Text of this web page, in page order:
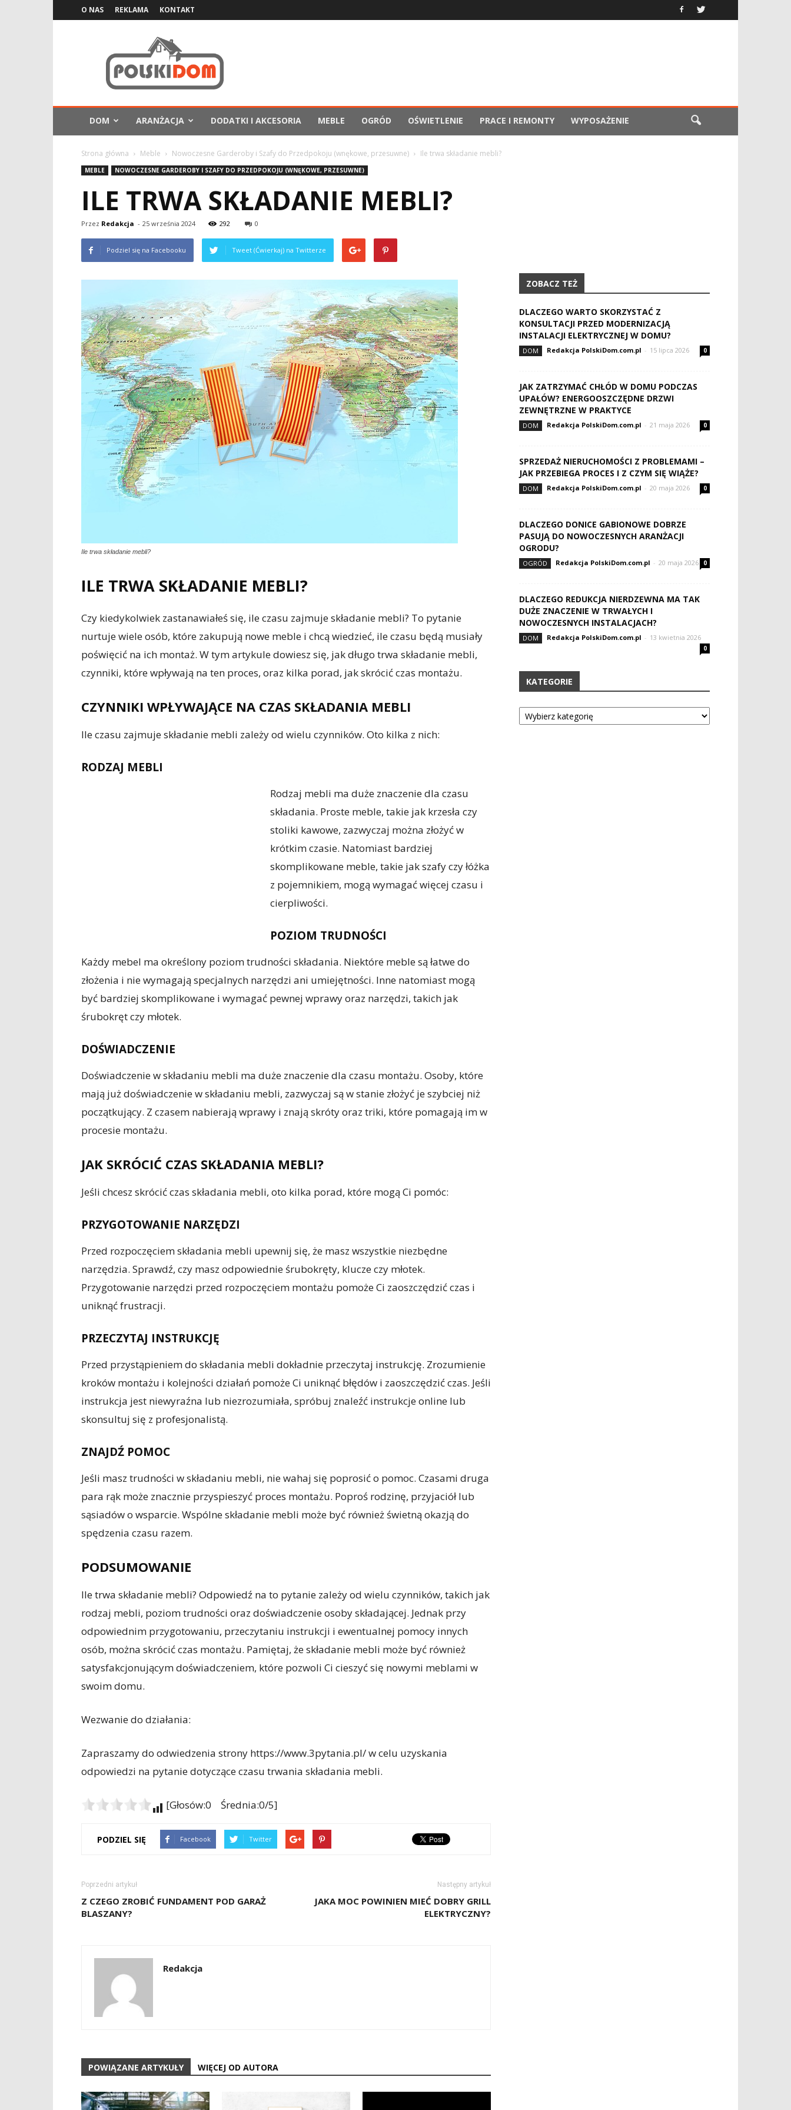
O NAS REKLAMA KONTAKT
DOM ARANŻACJA DODATKI I AKCESORIA MEBLE OGRÓD OŚWIETLENIE PRACE I REMONTY WYPOSAŻENIE
Strona główna Meble Nowoczesne Garderoby i Szafy do Przedpokoju (wnękowe, przesuwne) Ile trwa składanie mebli?
MEBLE NOWOCZESNE GARDEROBY I SZAFY DO PRZEDPOKOJU (WNĘKOWE, PRZESUWNE)
ILE TRWA SKŁADANIE MEBLI?
Przez Redakcja - 25 września 2024 292 0
Podziel się na Facebooku Tweet (Ćwierkaj) na Twitterze
Ile trwa składanie mebli?
ILE TRWA SKŁADANIE MEBLI?
Czy kiedykolwiek zastanawiałeś się, ile czasu zajmuje składanie mebli? To pytanie
nurtuje wiele osób, które zakupują nowe meble i chcą wiedzieć, ile czasu będą musiały
poświęcić na ich montaż. W tym artykule dowiesz się, jak długo trwa składanie mebli,
czynniki, które wpływają na ten proces, oraz kilka porad, jak skrócić czas montażu.
CZYNNIKI WPŁYWAJĄCE NA CZAS SKŁADANIA MEBLI
Ile czasu zajmuje składanie mebli zależy od wielu czynników. Oto kilka z nich:
RODZAJ MEBLI
Rodzaj mebli ma duże znaczenie dla czasu
składania. Proste meble, takie jak krzesła czy
stoliki kawowe, zazwyczaj można złożyć w
krótkim czasie. Natomiast bardziej
skomplikowane meble, takie jak szafy czy łóżka
z pojemnikiem, mogą wymagać więcej czasu i
cierpliwości.
POZIOM TRUDNOŚCI
Każdy mebel ma określony poziom trudności składania. Niektóre meble są łatwe do
złożenia i nie wymagają specjalnych narzędzi ani umiejętności. Inne natomiast mogą
być bardziej skomplikowane i wymagać pewnej wprawy oraz narzędzi, takich jak
śrubokręt czy młotek.
DOŚWIADCZENIE
Doświadczenie w składaniu mebli ma duże znaczenie dla czasu montażu. Osoby, które
mają już doświadczenie w składaniu mebli, zazwyczaj są w stanie złożyć je szybciej niż
początkujący. Z czasem nabierają wprawy i znają skróty oraz triki, które pomagają im w
procesie montażu.
JAK SKRÓCIĆ CZAS SKŁADANIA MEBLI?
Jeśli chcesz skrócić czas składania mebli, oto kilka porad, które mogą Ci pomóc:
PRZYGOTOWANIE NARZĘDZI
Przed rozpoczęciem składania mebli upewnij się, że masz wszystkie niezbędne
narzędzia. Sprawdź, czy masz odpowiednie śrubokręty, klucze czy młotek.
Przygotowanie narzędzi przed rozpoczęciem montażu pomoże Ci zaoszczędzić czas i
uniknąć frustracji.
PRZECZYTAJ INSTRUKCJĘ
Przed przystąpieniem do składania mebli dokładnie przeczytaj instrukcję. Zrozumienie
kroków montażu i kolejności działań pomoże Ci uniknąć błędów i zaoszczędzić czas. Jeśli
instrukcja jest niewyraźna lub niezrozumiała, spróbuj znaleźć instrukcje online lub
skonsultuj się z profesjonalistą.
ZNAJDŹ POMOC
Jeśli masz trudności w składaniu mebli, nie wahaj się poprosić o pomoc. Czasami druga
para rąk może znacznie przyspieszyć proces montażu. Poproś rodzinę, przyjaciół lub
sąsiadów o wsparcie. Wspólne składanie mebli może być również świetną okazją do
spędzenia czasu razem.
PODSUMOWANIE
Ile trwa składanie mebli? Odpowiedź na to pytanie zależy od wielu czynników, takich jak
rodzaj mebli, poziom trudności oraz doświadczenie osoby składającej. Jednak przy
odpowiednim przygotowaniu, przeczytaniu instrukcji i ewentualnej pomocy innych
osób, można skrócić czas montażu. Pamiętaj, że składanie mebli może być również
satysfakcjonującym doświadczeniem, które pozwoli Ci cieszyć się nowymi meblami w
swoim domu.
Wezwanie do działania:
Zapraszamy do odwiedzenia strony https://www.3pytania.pl/ w celu uzyskania
odpowiedzi na pytanie dotyczące czasu trwania składania mebli.
[Głosów:0 Średnia:0/5]
PODZIEL SIĘ Facebook Twitter
Poprzedni artykuł
Z CZEGO ZROBIĆ FUNDAMENT POD GARAŻ
BLASZANY?
Następny artykuł
JAKA MOC POWINIEN MIEĆ DOBRY GRILL
ELEKTRYCZNY?
Redakcja
POWIĄZANE ARTYKUŁY WIĘCEJ OD AUTORA
ZOBACZ TEŻ
DLACZEGO WARTO SKORZYSTAĆ Z
KONSULTACJI PRZED MODERNIZACJĄ
INSTALACJI ELEKTRYCZNEJ W DOMU?
DOM Redakcja PolskiDom.com.pl - 15 lipca 2026 0
JAK ZATRZYMAĆ CHŁÓD W DOMU PODCZAS
UPAŁÓW? ENERGOOSZCZĘDNE DRZWI
ZEWNĘTRZNE W PRAKTYCE
DOM Redakcja PolskiDom.com.pl - 21 maja 2026 0
SPRZEDAŻ NIERUCHOMOŚCI Z PROBLEMAMI –
JAK PRZEBIEGA PROCES I Z CZYM SIĘ WIĄŻE?
DOM Redakcja PolskiDom.com.pl - 20 maja 2026 0
DLACZEGO DONICE GABIONOWE DOBRZE
PASUJĄ DO NOWOCZESNYCH ARANŻACJI
OGRODU?
OGRÓD Redakcja PolskiDom.com.pl - 20 maja 2026 0
DLACZEGO REDUKCJA NIERDZEWNA MA TAK
DUŻE ZNACZENIE W TRWAŁYCH I
NOWOCZESNYCH INSTALACJACH?
DOM Redakcja PolskiDom.com.pl - 13 kwietnia 2026
0
KATEGORIE
Kategorie